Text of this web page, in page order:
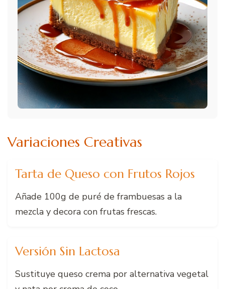
Variaciones Creativas
Tarta de Queso con Frutos Rojos
Añade 100g de puré de frambuesas a la
mezcla y decora con frutas frescas.
Versión Sin Lactosa
Sustituye queso crema por alternativa vegetal